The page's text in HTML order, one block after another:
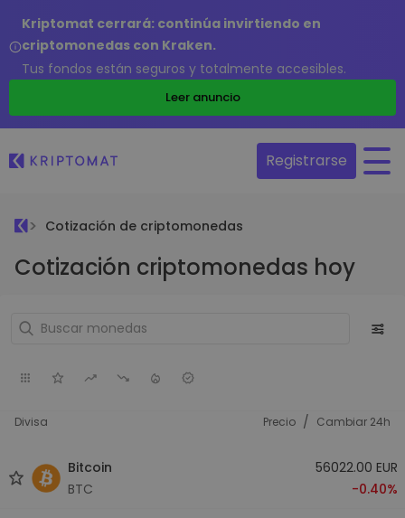
Kriptomat cerrará: continúa invirtiendo en
criptomonedas con Kraken.
Tus fondos están seguros y totalmente accesibles.
Leer anuncio
Registrarse
Cotización de criptomonedas
Cotización criptomonedas hoy
Divisa Precio / Cambiar 24h
Bitcoin
BTC
56022.00 EUR
-0.40%